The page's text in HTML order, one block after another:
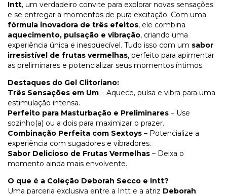
Intt, um verdadeiro convite para explorar novas sensações
e se entregar a momentos de pura excitação. Com uma
fórmula inovadora de três efeitos, ele combina
aquecimento, pulsação e vibração, criando uma
experiência única e inesquecível. Tudo isso com um sabor
irresistível de frutas vermelhas, perfeito para apimentar
as preliminares e potencializar seus momentos íntimos.
Destaques do Gel Clitoriano:
Três Sensações em Um – Aquece, pulsa e vibra para uma
estimulação intensa.
Perfeito para Masturbação e Preliminares – Use
sozinho(a) ou a dois para maximizar o prazer.
Combinação Perfeita com Sextoys – Potencialize a
experiência com sugadores e vibradores.
Sabor Delicioso de Frutas Vermelhas – Deixa o
momento ainda mais envolvente.
O que é a Coleção Deborah Secco e Intt?
Uma parceria exclusiva entre a Intt e a atriz Deborah